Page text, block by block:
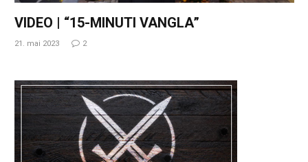
VIDEO | “15-MINUTI VANGLA”
21. mai 2023 2